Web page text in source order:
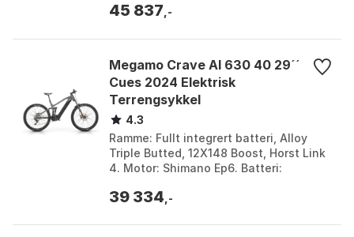
Purple ...
45 837 ,-
Megamo Crave Al 630 40 29´´
Cues 2024 Elektrisk
Terrengsykkel
4.3
Ramme: Fullt integrert batteri, Alloy
Triple Butted, 12X148 Boost, Horst Link
4. Motor: Shimano Ep6. Batteri:
Maxxis Rek...
39 334 ,-